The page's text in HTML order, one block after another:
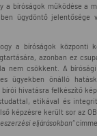
a bíróságok működése a
ügydöntő
a bíróságok központi
azonban ez
nem csökkent. A
ügyekben önálló
hivatásra felkészítő
etikával és
képzésre került sor az
eljárásokban”